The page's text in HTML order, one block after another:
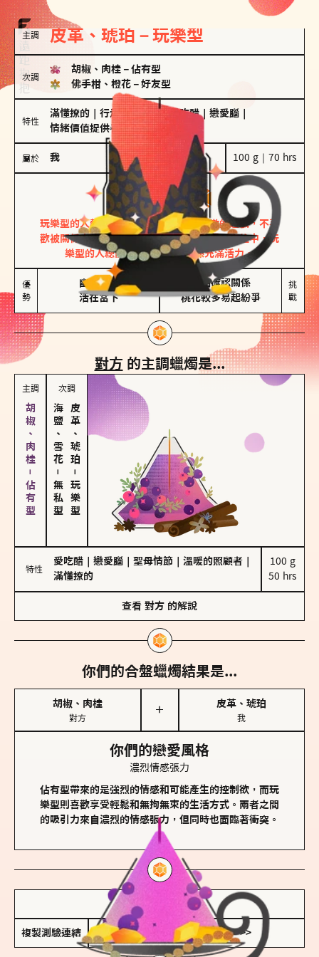
主調 皮革、琥珀－玩樂型
次調
胡椒、肉桂 － 佔有型
佛手柑、橙花 － 好友型
特性
滿懂撩的 行走的發電機｜ 愛吃醋｜ 戀愛腦
情緒價值提供者
屬於 我 100 g｜70 hrs
玩樂型
皮革、琥珀
玩樂型的人熱情洋溢，視戀愛為一場刺激的遊戲，不喜
歡被關係中的限制綑綁。無論是約會中還是交往中，玩
樂型的人總能帶來樂趣，讓關係充滿活力。
優
勢
幽默風趣
活在當下
害怕確認關係
桃花較多易起紛爭
挑
戰
對方 的主調蠟燭是...
主調
胡椒、肉桂－佔有型
次調
海鹽、雪花
－
無私型
皮革、琥珀
－
玩樂型
特性
愛吃醋 戀愛腦 聖母情節 溫暖的照顧者
滿懂撩的
100 g
50 hrs
查看 對方 的解說
你們的合盤蠟燭結果是...
胡椒、肉桂
對方
＋
皮革、琥珀
我
你們的戀愛風格
濃烈情感張力
佔有型帶來的是強烈的情感和可能產生的控制欲，而玩
樂型則喜歡享受輕鬆和無拘無束的生活方式。兩者之間
的吸引力來自濃烈的情感張力，但同時也面臨著衝突。
儲存我的結果圖
複製測驗連結 查看香氛類型全解析 >>>